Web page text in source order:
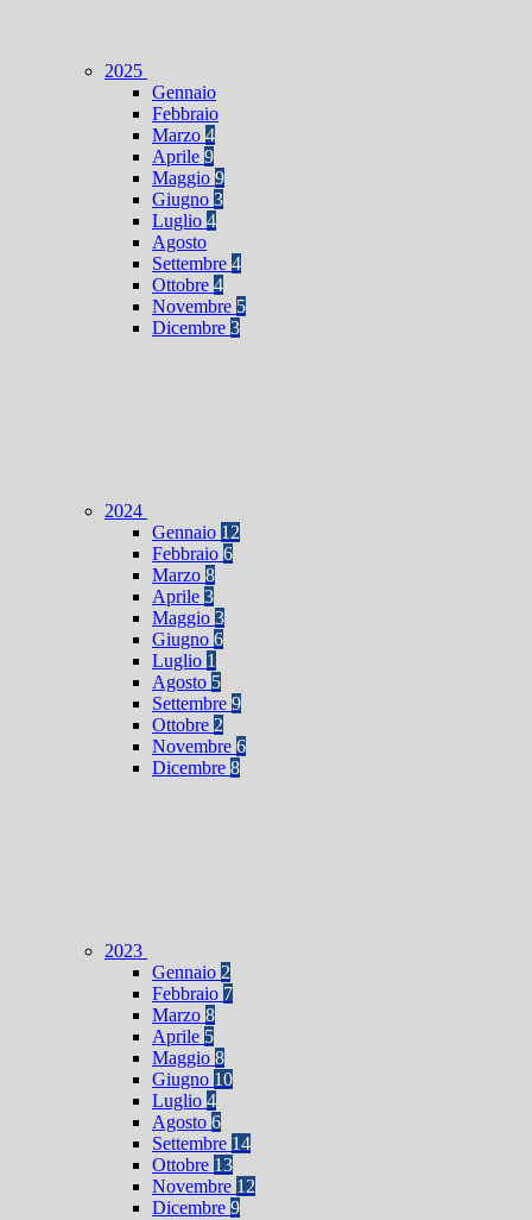
2025
Gennaio
Febbraio
Marzo 4
Aprile 9
Maggio 9
Giugno 3
Luglio 4
Agosto
Settembre 4
Ottobre 4
Novembre 5
Dicembre 3
2024
Gennaio 12
Febbraio 6
Marzo 8
Aprile 3
Maggio 3
Giugno 6
Luglio 1
Agosto 5
Settembre 9
Ottobre 2
Novembre 6
Dicembre 8
2023
Gennaio 2
Febbraio 7
Marzo 8
Aprile 5
Maggio 8
Giugno 10
Luglio 4
Agosto 6
Settembre 14
Ottobre 13
Novembre 12
Dicembre 9